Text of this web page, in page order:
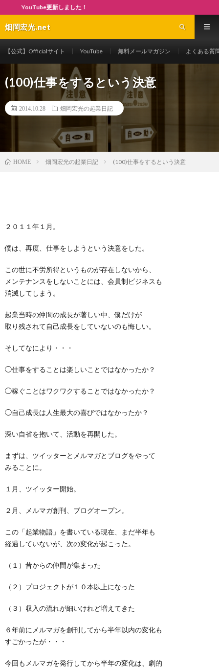
更新しました！
畑岡宏光.net
【公式】Officialサイト YouTube 無料メールマガジン よくある質
(100)仕事をするという決意
2014.10.28 畑岡宏光の起業日記
HOME 畑岡宏光の起業日記 (100)仕事をするという決意
２０１１年１月。
僕は、再度、仕事をしようという決意をした。
この世に不労所得というものが存在しないから、
メンテナンスをしないことには、会員制ビジネスも
消滅してしまう。
起業当時の仲間の成長が著しい中、僕だけが
取り残されて自己成長をしていないのも悔しい。
そしてなにより・・・
◯仕事をすることは楽しいことではなかったか？
◯稼ぐことはワクワクすることではなかったか？
◯自己成長は人生最大の喜びではなかったか？
深い自省を抱いて、活動を再開した。
まずは、ツイッターとメルマガとブログをやって
みることに。
１月、ツイッター開始。
２月、メルマガ創刊、ブログオープン。
この「起業物語」を書いている現在、まだ半年も
経過していないが、次の変化が起こった。
（１）昔からの仲間が集まった
（２）プロジェクトが１０本以上になった
（３）収入の流れが細いけれど増えてきた
６年前にメルマガを創刊してから半年以内の変化も
すごかったが・・・
今回もメルマガを発行してから半年の変化は、劇的